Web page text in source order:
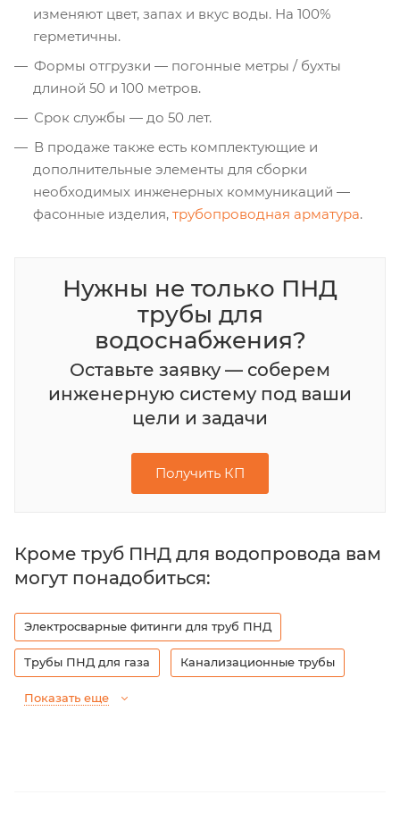
изменяют цвет, запах и вкус воды. На 100%
герметичны.
Формы отгрузки — погонные метры / бухты
длиной 50 и 100 метров.
Срок службы — до 50 лет.
В продаже также есть комплектующие и
дополнительные элементы для сборки
необходимых инженерных коммуникаций —
фасонные изделия, трубопроводная арматура.
Нужны не только ПНД
трубы для
водоснабжения?
Оставьте заявку — соберем
инженерную систему под ваши
цели и задачи
Получить КП
Кроме труб ПНД для водопровода вам
могут понадобиться:
Электросварные фитинги для труб ПНД
Трубы ПНД для газа Канализационные трубы
Показать еще